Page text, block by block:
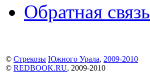
Обратная связь
© Стрекозы Южного Урала, 2009-2010
© REDBOOK.RU, 2009-2010